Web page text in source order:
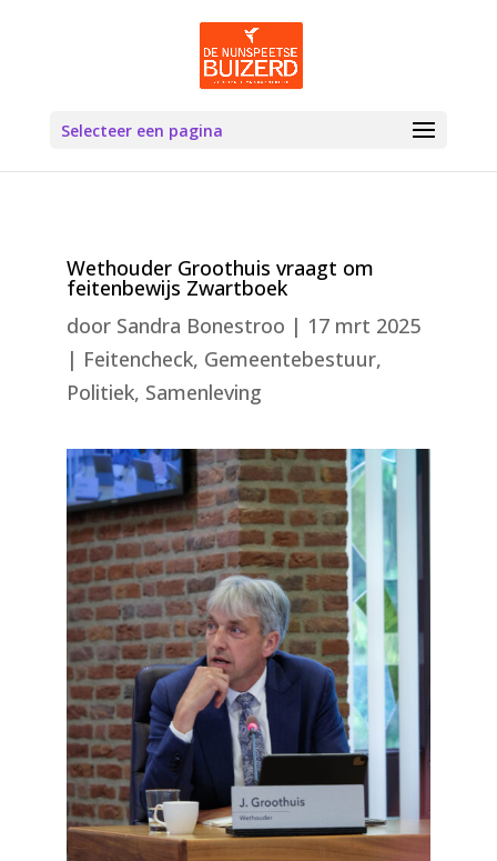
Selecteer een pagina
Wethouder Groothuis vraagt om
feitenbewijs Zwartboek
door Sandra Bonestroo | 17 mrt 2025
| Feitencheck, Gemeentebestuur,
Politiek, Samenleving